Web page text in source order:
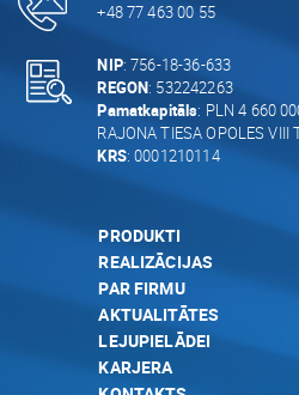
+48 77 463 00 55
NIP: 756-18-36-633
REGON: 532242263
Pamatkapitāls: PLN 4 660
RAJONA TIESA OPOLES VIII
KRS: 0001210114
PRODUKTI
REALIZĀCIJAS
PAR FIRMU
AKTUALITĀTES
LEJUPIELĀDEI
KARJERA